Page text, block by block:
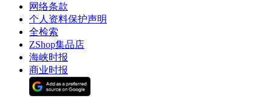
网络条款
个人资料保护声明
全检索
ZShop集品店
海峡时报
商业时报